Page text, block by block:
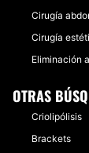
Cirugía
Cirugía
Eliminación
OTRAS
Criolipólisis
Brackets